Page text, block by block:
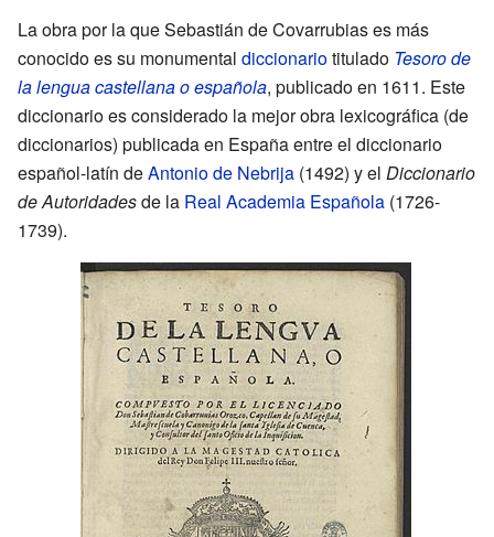
La obra por la que Sebastián de Covarrubias es más
conocido es su monumental diccionariotitulado Tesoro de
la lengua castellana o española, publicado en 1611. Este
diccionario es considerado la mejor obra lexicográfica (de
diccionarios) publicada en España entre el diccionario
español-latín deAntonio de Nebrija (1492) y el Diccionario
de Autoridadesde la Real Academia Española (1726-
1739).